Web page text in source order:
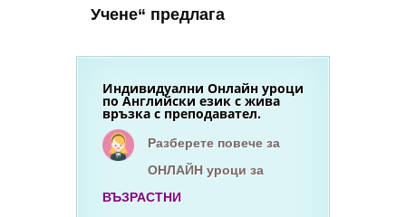
Учене“ предлага
Индивидуални Онлайн уроци
по Английски език с жива
връзка с преподавател.
Разберете повече за
ОНЛАЙН уроци за
ВЪЗРАСТНИ